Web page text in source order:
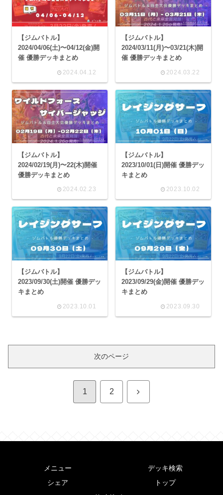
【ジムバトル】
2024/04/06(土)〜04/12(金)開
催 優勝デッキまとめ
2024.04.12
【ジムバトル】
2024/03/11(月)〜03/21(木)開
催 優勝デッキまとめ
2024.03.22
【ジムバトル】
2024/02/19(月)〜22(木)開催
優勝デッキまとめ
2024.02.23
【ジムバトル】
2023/10/01(日)開催 優勝デッ
キまとめ
2023.10.02
【ジムバトル】
2023/09/30(土)開催 優勝デッ
キまとめ
2023.10.01
【ジムバトル】
2023/09/29(金)開催 優勝デッ
キまとめ
2023.09.30
次のページ
1 2 次
メニュー
デッキ検索
シェア
トップ